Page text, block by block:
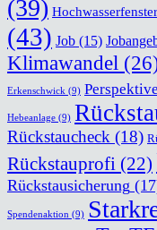
(39) Hochwasserfenster
(43) Job (15)
Klimawandel
Erkenschwick (9) Perspektive
Hebeanlage (9)
Rückstaucheck (18)
Rückstauprofi (22)
Rückstausicherung
Spendenaktion (9)